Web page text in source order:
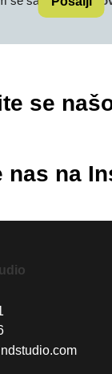
se
nas na